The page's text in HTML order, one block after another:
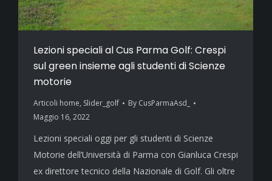
Lezioni speciali al Cus Parma Golf: Crespi
sul green insieme agli studenti di Scienze
motorie
Articoli home, Slider_golf By CusParmaAsd_
Maggio 16, 2022
Lezioni speciali oggi per gli studenti di Scienze
Motorie dell’Università di Parma con Gianluca Crespi
ex direttore tecnico della Nazionale di Golf. Gli oltre